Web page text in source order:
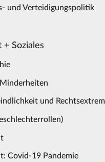
und Verteidigungspolitik
+ Soziales
und
Covid-19 Pandemie